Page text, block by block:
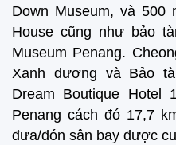
Down Museum, và 500
House cũng như bảo
Museum Penang.
Xanh dương và Bảo
Dream Boutique Hotel
Penang cách đó 17,7
đưa/đón sân bay được